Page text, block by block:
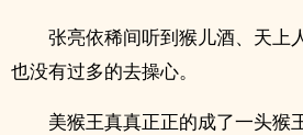
张亮依稀间听到猴儿酒、天上
也没有过多的去操心。
美猴王真真正正的成了一头猴